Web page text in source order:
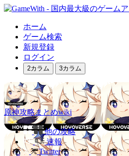
ホーム
ゲーム検索
新規登録
ログイン
2カラム 3カラム
原神攻略まとめwiki
他の攻略
速報
Twitter